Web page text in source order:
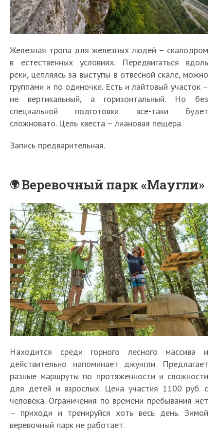
Железная тропа для железных людей – скалодром
в естественных условиях. Передвигаться вдоль
реки, цепляясь за выступы в отвесной скале, можно
группами и по одиночке. Есть и лайтовый участок –
не вертикальный, а горизонтальный. Но без
специальной подготовки все-таки будет
сложновато. Цель квеста – лиановая пещера.
Запись предварительная.
Веревочный парк «Маугли»
Находится среди горного лесного массива и
действительно напоминает джунгли. Предлагает
разные маршруты по протяженности и сложности
для детей и взрослых. Цена участия 1100 руб. с
человека. Ограничения по времени пребывания нет
– приходи и тренируйся хоть весь день. Зимой
веревочный парк не работает.